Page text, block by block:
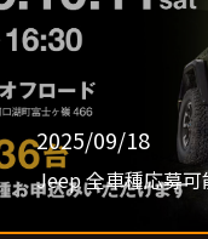
2025/09/18
Jeep 全車種応募